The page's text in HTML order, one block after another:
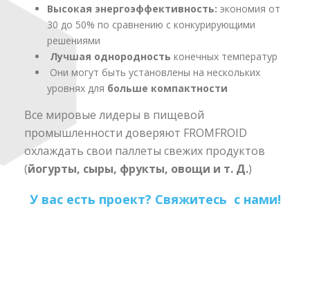
Высокая энергоэффективность: экономия от
30 до 50% по сравнению с конкурирующими
решениями
Лучшая однородность конечных температур
Они могут быть установлены на нескольких
уровнях для большe компактности
Все мировые лидеры в пищевой
промышленности доверяют FROMFROID
охлаждать свои паллеты свежих продуктов
(йогурты, сыры, фрукты, овощи и т. Д.)
У вас есть проект? Свяжитесь с нами!